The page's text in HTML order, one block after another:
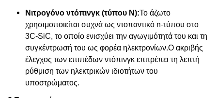
Νιτρογόνο ντόπινγκ (τύπου N):Το άζωτο
χρησιμοποιείται συχνά ως ντοπαντικό n-τύπου στο
3C-SiC, το οποίο ενισχύει την αγωγιμότητά του και τη
συγκέντρωσή του ως φορέα ηλεκτρονίων.Ο ακριβής
έλεγχος των επιπέδων ντόπινγκ επιτρέπει τη λεπτή
ρύθμιση των ηλεκτρικών ιδιοτήτων του
υποστρώματος.